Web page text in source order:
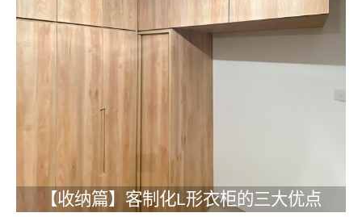
【收纳篇】客制化L形衣柜的三大优点